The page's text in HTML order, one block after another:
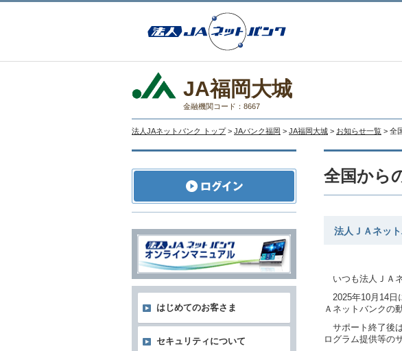
JA福岡大城
金融機関コード：8667
法人JAネットバンク トップ > JAバンク福岡 > JA福岡大城 > お知らせ一覧 > 全
全国から
法人ＪＡネッ
いつも法人ＪＡ
2025年10月14日
Ａネットバンクの
サポート終了後
ログラム提供等の
はじめてのお客さま
セキュリティについて